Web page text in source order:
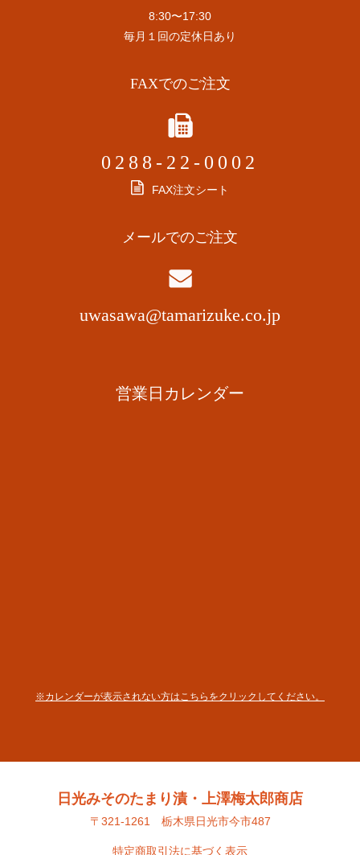
8:30〜17:30
毎月１回の定休日あり
FAXでのご注文
0288-22-0002
FAX注文シート
メールでのご注文
uwasawa@tamarizuke.co.jp
営業日カレンダー
※カレンダーが表示されない方はこちらをクリックしてください。
日光みそのたまり漬・上澤梅太郎商店
〒321-1261 栃木県日光市今市487
特定商取引法に基づく表示